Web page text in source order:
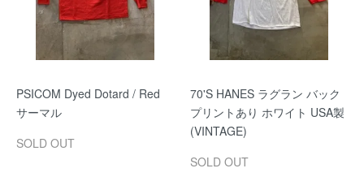
PSICOM Dyed Dotard / Red
サーマル
SOLD OUT
70'S HANES ラグラン バック
プリントあり ホワイト USA製
(VINTAGE)
SOLD OUT